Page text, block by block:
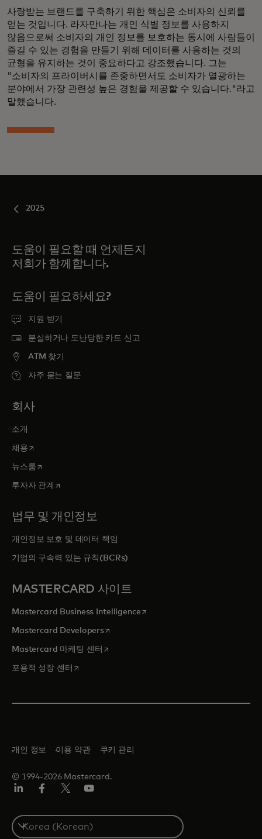
사랑받는 브랜드를 구축하기 위한 핵심은 소비자의 신뢰를
얻는 것입니다. 라자만나는 개인 식별 정보를 사용하지
않음으로써 소비자의 개인 정보를 보호하는 동시에 사람들이
즐길 수 있는 경험을 만들기 위해 데이터를 사용하는 것의
균형을 유지하는 것이 중요하다고 강조했습니다. 그는
"소비자의 프라이버시를 존중하면서도 소비자가 열광하는
분야에서 가장 관련성 높은 경험을 제공할 수 있습니다."라고
말했습니다.
2025
도움이 필요할 때 언제든지
저희가 함께합니다.
도움이 필요하세요?
지원 받기
분실하거나 도난당한 카드 신고
ATM 찾기
자주 묻는 질문
회사
소개
채용새 탭에서 열림
뉴스룸새 탭에서 열림
투자자 관계 새 탭에서 열림
법무 및 개인정보
개인정보 보호 및 데이터 책임
기업의 구속력 있는 규칙(BCRs)
MASTERCARD 사이트
Mastercard Business Intelligence새 탭에서 열림
Mastercard Developers새 탭에서 열림
Mastercard 마케팅 센터 새 탭에서 열림
포용적 성장 센터 새 탭에서 열림
© 1994-2026 Mastercard.
개인 정보 이용 약관 쿠키 관리
S
e
In
ook
터/
X
브